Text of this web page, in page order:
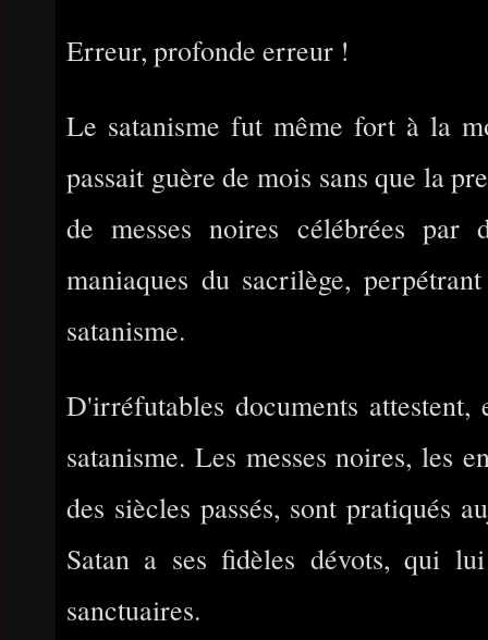
Erreur, profonde erreur !
Le satanisme fut même fort à la
passait guère de mois sans que la
de messes noires célébrées par
maniaques du sacrilège,
satanisme.
D'irréfutables documents
satanisme. Les messes noires, les
des siècles passés, sont pratiqués
Satan a ses fidèles dévots, qui
sanctuaires.